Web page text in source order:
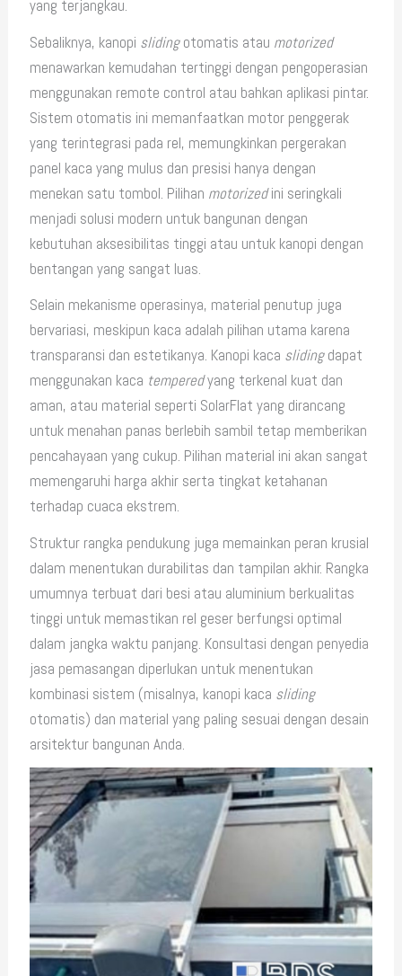
yang terjangkau.
Sebaliknya, kanopi slidingotomatis atau motorized
menawarkan kemudahan tertinggi dengan pengoperasian
menggunakan remote control atau bahkan aplikasi pintar.
Sistem otomatis ini memanfaatkan motor penggerak
yang terintegrasi pada rel, memungkinkan pergerakan
panel kaca yang mulus dan presisi hanya dengan
menekan satu tombol. Pilihan motorizedini seringkali
menjadi solusi modern untuk bangunan dengan
kebutuhan aksesibilitas tinggi atau untuk kanopi dengan
bentangan yang sangat luas.
Selain mekanisme operasinya, material penutup juga
bervariasi, meskipun kaca adalah pilihan utama karena
transparansi dan estetikanya. Kanopi kaca slidingdapat
menggunakan kaca temperedyang terkenal kuat dan
aman, atau material seperti SolarFlat yang dirancang
untuk menahan panas berlebih sambil tetap memberikan
pencahayaan yang cukup. Pilihan material ini akan sangat
memengaruhi harga akhir serta tingkat ketahanan
terhadap cuaca ekstrem.
Struktur rangka pendukung juga memainkan peran krusial
dalam menentukan durabilitas dan tampilan akhir. Rangka
umumnya terbuat dari besi atau aluminium berkualitas
tinggi untuk memastikan rel geser berfungsi optimal
dalam jangka waktu panjang. Konsultasi dengan penyedia
jasa pemasangan diperlukan untuk menentukan
kombinasi sistem (misalnya, kanopi kaca sliding
otomatis) dan material yang paling sesuai dengan desain
arsitektur bangunan Anda.